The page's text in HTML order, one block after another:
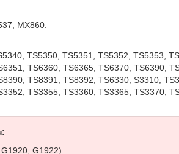
MX860.
TS5350, TS5351, TS5352, TS5353,
TS6360, TS6365, TS6370, TS6390,
TS8391, TS8392, TS6330, S3310,
TS3355, TS3360, TS3365, TS3370,
G1922)